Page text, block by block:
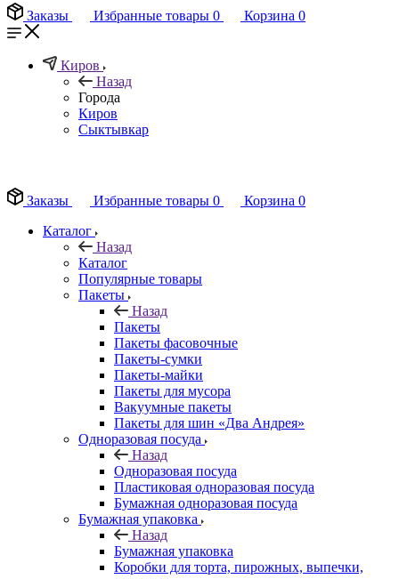
Заказы Избранные товары 0 Корзина 0
Киров
Назад
Города
Киров
Сыктывкар
Заказы
Избранные товары 0 Корзина 0
Каталог
Назад
Каталог
Популярные товары
Пакеты
Назад
Пакеты
Пакеты фасовочные
Пакеты-сумки
Пакеты-майки
Пакеты для мусора
Вакуумные пакеты
Пакеты для шин «Два Андрея»
Одноразовая посуда
Назад
Одноразовая посуда
Пластиковая одноразовая посуда
Бумажная одноразовая посуда
Бумажная упаковка
Назад
Бумажная упаковка
Коробки для торта, пирожных, выпечки,